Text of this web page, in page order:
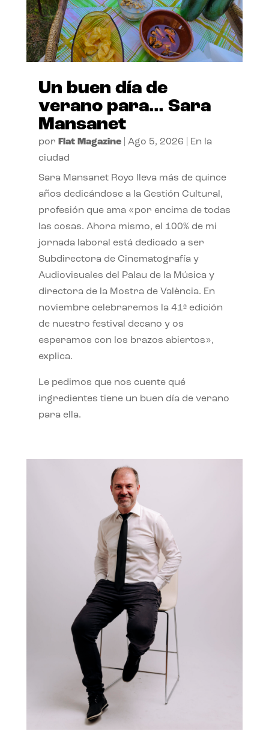
Un buen día de
verano para… Sara
Mansanet
por Flat Magazine| Ago 5, 2026
En la
ciudad
Sara Mansanet Royo lleva más de quince
años dedicándose a la Gestión Cultural,
profesión que ama «por encima de todas
las cosas. Ahora mismo, el 100% de mi
jornada laboral está dedicado a ser
Subdirectora de Cinematografía y
Audiovisuales del Palau de la Música y
directora de la Mostra de València. En
noviembre celebraremos la 41ª edición
de nuestro festival decano y os
esperamos con los brazos abiertos»,
explica.
Le pedimos que nos cuente qué
ingredientes tiene un buen día de verano
para ella.